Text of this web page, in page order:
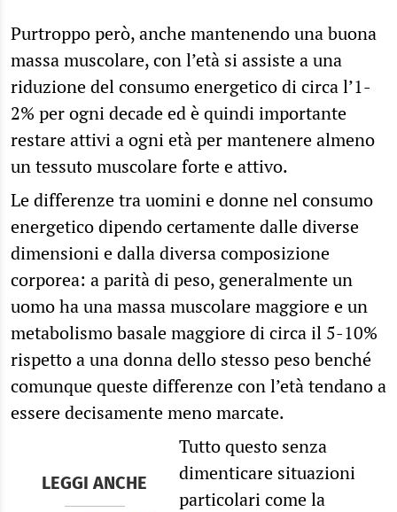
Purtroppo però, anche mantenendo una buona
massa muscolare, con l’età si assiste a una
riduzione del consumo energetico di circa l’1-
2% per ogni decade ed è quindi importante
restare attivi a ogni età per mantenere almeno
un tessuto muscolare forte e attivo.
Le differenze tra uomini e donne nel consumo
energetico dipendo certamente dalle diverse
dimensioni e dalla diversa composizione
corporea: a parità di peso, generalmente un
uomo ha una massa muscolare maggiore e un
metabolismo basale maggiore di circa il 5-10%
rispetto a una donna dello stesso peso benché
comunque queste differenze con l’età tendano a
essere decisamente meno marcate.
LEGGI ANCHE
Tutto questo senza
dimenticare situazioni
particolari come la